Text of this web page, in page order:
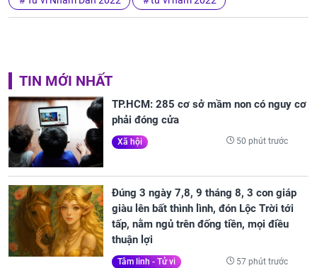
TIN MỚI NHẤT
TP.HCM: 285 cơ sở mầm non có nguy cơ
phải đóng cửa
Xã hội 50 phút trước
Đúng 3 ngày 7,8, 9 tháng 8, 3 con giáp
giàu lên bất thình lình, đón Lộc Trời tới
tấp, nằm ngủ trên đống tiền, mọi điều
thuận lợi
Tâm linh - Tử vi 57 phút trước